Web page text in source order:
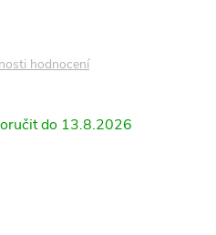
hodnocení
13.8.2026